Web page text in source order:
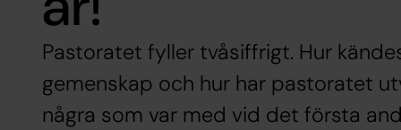
Pastoratet fyller tvåsiffrigt. Hur
gemenskap och hur har pastoratet
några som var med vid det första